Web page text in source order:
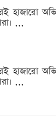
হাজারো
...
হাজারো
...